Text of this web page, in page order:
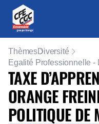
ThèmesDiversité
Egalité Professionnelle
TAXE
ORANGE
POLITIQUE DE